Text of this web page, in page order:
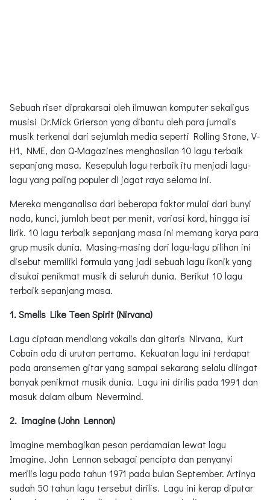
Sebuah riset diprakarsai oleh ilmuwan komputer sekaligus
musisi Dr.Mick Grierson yang dibantu oleh para jurnalis
musik terkenal dari sejumlah media seperti Rolling Stone, V-
H1, NME, dan Q-Magazines menghasilan 10 lagu terbaik
sepanjang masa. Kesepuluh lagu terbaik itu menjadi lagu-
lagu yang paling populer di jagat raya selama ini.
Mereka menganalisa dari beberapa faktor mulai dari bunyi
nada, kunci, jumlah beat per menit, variasi kord, hingga isi
lirik. 10 lagu terbaik sepanjang masa ini memang karya para
grup musik dunia. Masing-masing dari lagu-lagu pilihan ini
disebut memiliki formula yang jadi sebuah lagu ikonik yang
disukai penikmat musik di seluruh dunia. Berikut 10 lagu
terbaik sepanjang masa.
1. Smells Like Teen Spirit (Nirvana)
Lagu ciptaan mendiang vokalis dan gitaris Nirvana, Kurt
Cobain ada di urutan pertama. Kekuatan lagu ini terdapat
pada aransemen gitar yang sampai sekarang selalu diingat
banyak penikmat musik dunia. Lagu ini dirilis pada 1991 dan
masuk dalam album Nevermind.
2. Imagine (John Lennon)
Imagine membagikan pesan perdamaian lewat lagu
Imagine. John Lennon sebagai pencipta dan penyanyi
merilis lagu pada tahun 1971 pada bulan September. Artinya
sudah 50 tahun lagu tersebut dirilis. Lagu ini kerap diputar